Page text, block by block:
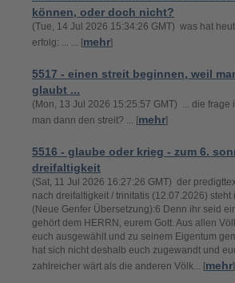
können, oder doch nicht?
(Tue, 14 Jul 2026 15:34:26 GMT) was hat
erfolg: ... ... [mehr]
5517 - einen streit beginnen, weil
glaubt ...
(Mon, 13 Jul 2026 15:25:57 GMT) ... die frage
man dann den streit? ... [mehr]
5516 - glaube oder krieg - zum 6.
dreifaltigkeit
(Sat, 11 Jul 2026 16:27:26 GMT) der
nach dreifaltigkeit / trinitatis (12.07.2026) steht
(Neue Genfer Übersetzung):6 Denn ihr seid
gehört dem HERRN, eurem Gott. Aus allen
euch ausgewählt und zu seinem Eigentum
hat sich nicht deshalb euch zugewandt und
zahlreicher wärt als die anderen Völk... [mehr]